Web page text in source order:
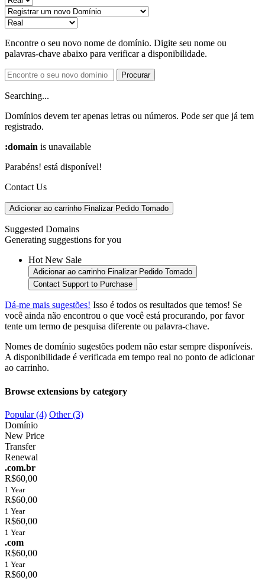
Encontre o seu novo nome de domínio. Digite seu nome ou
palavras-chave abaixo para verificar a disponibilidade.
Procurar
Searching...
Domínios devem ter apenas letras ou números. Pode ser que já tem
registrado.
:domain is unavailable
Parabéns! está disponível!
Contact Us
Adicionar ao carrinho Finalizar Pedido Tomado
Suggested Domains
Generating suggestions for you
Hot New Sale
Adicionar ao carrinho Finalizar Pedido Tomado
Contact Support to Purchase
Dá-me mais sugestões! Isso é todos os resultados que temos! Se
você ainda não encontrou o que você está procurando, por favor
tente um termo de pesquisa diferente ou palavra-chave.
Nomes de domínio sugestões podem não estar sempre disponíveis.
A disponibilidade é verificada em tempo real no ponto de adicionar
ao carrinho.
Browse extensions by category
Popular (4) Other (3)
Domínio
New Price
Transfer
Renewal
.com.br
R$60,00
1 Year
R$60,00
1 Year
R$60,00
1 Year
.com
R$60,00
1 Year
R$60,00